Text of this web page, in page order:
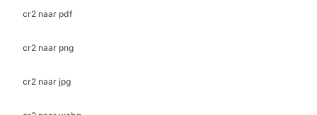
cr2 naar jpg
cr2 naar webp
gif naar bmp